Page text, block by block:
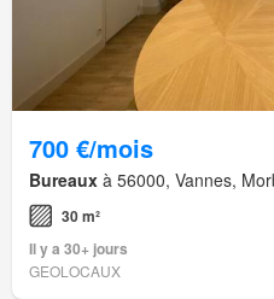
700 €/mois
Bureaux à 56000, Vannes,
30 m²
Il y a 30+ jours
GEOLOCAUX